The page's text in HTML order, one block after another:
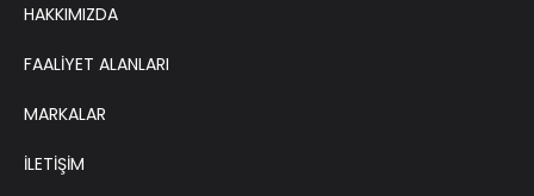
HAKKIMIZDA
FAALİYET ALANLARI
MARKALAR
İLETİŞİM